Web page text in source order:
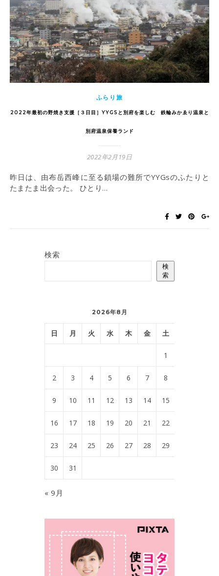
ふらり旅
2022年最初の野焼き支援［３日目］YYGSと別府を楽しむ 鉄輪みかゑり温泉と
別府温泉保養ランド
2022年2月19日
昨日は、由布岳西峰に至る鎖場の難所でYYGsのふたりと
たまたま出会った。 ひとり…
検索
検
索
2026年8月
日 月 火 水 木 金 土
1
2 3 4 5 6 7 8
9 10 11 12 13 14 15
16 17 18 19 20 21 22
23 24 25 26 27 28 29
30 31
« 9月